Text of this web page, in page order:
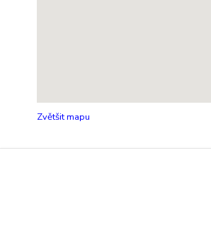
Zvětšit mapu